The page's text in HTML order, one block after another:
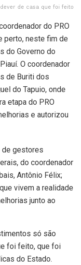
de casa que foi feito
do PRO
perto, neste fim de
do Governo do
O coordenador
de Buriti dos
do Tapuio, onde
etapa do PRO
e autorizou
de gestores
do coordenador
Antônio Félix;
vivem a realidade
junto ao
só são
foi feito, que foi
do Estado.